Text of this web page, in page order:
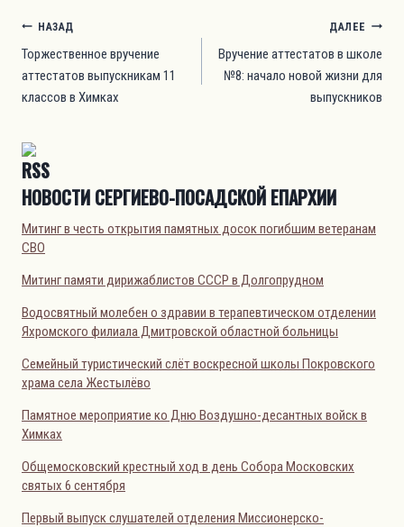
Навигация
по
записям
НАЗАД
Торжественное вручение
аттестатов выпускникам 11
классов в Химках
ДАЛЕЕ
Вручение аттестатов в школе
№8: начало новой жизни для
выпускников
НОВОСТИ СЕРГИЕВО-ПОСАДСКОЙ ЕПАРХИИ
Митинг в честь открытия памятных досок погибшим ветеранам
СВО
Митинг памяти дирижаблистов СССР в Долгопрудном
Водосвятный молебен о здравии в терапевтическом отделении
Яхромского филиала Дмитровской областной больницы
Семейный туристический слёт воскресной школы Покровского
храма села Жестылёво
Памятное мероприятие ко Дню Воздушно-десантных войск в
Химках
Общемосковский крестный ход в день Собора Московских
святых 6 сентября
Первый выпуск слушателей отделения Миссионерско-